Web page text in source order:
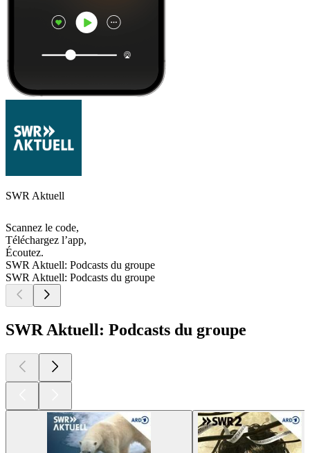
SWR Aktuell
Scannez le code,
Téléchargez l’app,
Écoutez.
SWR Aktuell: Podcasts du groupe
SWR Aktuell: Podcasts du groupe
SWR Aktuell: Podcasts du groupe